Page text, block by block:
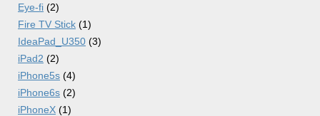
Eye-fi (2)
Fire TV Stick (1)
IdeaPad_U350 (3)
iPad2 (2)
iPhone5s (4)
iPhone6s (2)
iPhoneX (1)